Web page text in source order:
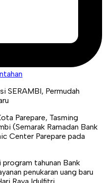
Parepare, Tasming
(Semarak Ramadan Bank
Center Parepare pada
tahunan Bank
penukaran uang baru